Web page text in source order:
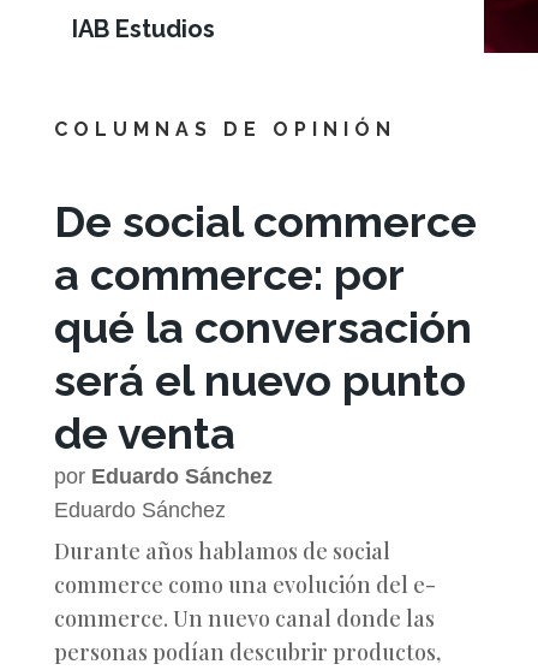
IAB Estudios
COLUMNAS DE OPINIÓN
De social commerce
a commerce: por
qué la conversación
será el nuevo punto
de venta
por Eduardo Sánchez
Eduardo Sánchez
Durante años hablamos de social
commerce como una evolución del e-
commerce. Un nuevo canal donde las
personas podían descubrir productos,